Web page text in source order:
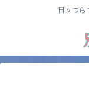
日々つら